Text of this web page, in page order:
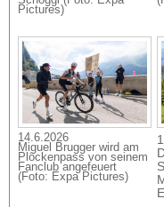
Pictures)
14.6.2026
Miguel Brugger wird am
Plöckenpass von seinem
Fanclub angefeuert
(Foto: Expa Pictures)